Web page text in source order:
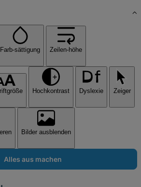
Farb-sättigung Zeilen-höhe
Hochkontrast Dyslexie Zeiger
Bilder ausblenden
Alles aus machen